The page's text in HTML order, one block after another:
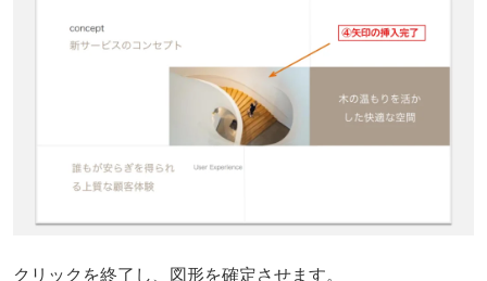
クリックを終了し、図形を確定させます。